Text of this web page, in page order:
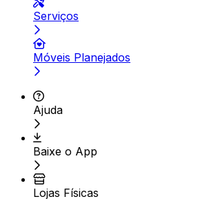
Serviços
Móveis Planejados
Ajuda
Baixe o App
Lojas Físicas